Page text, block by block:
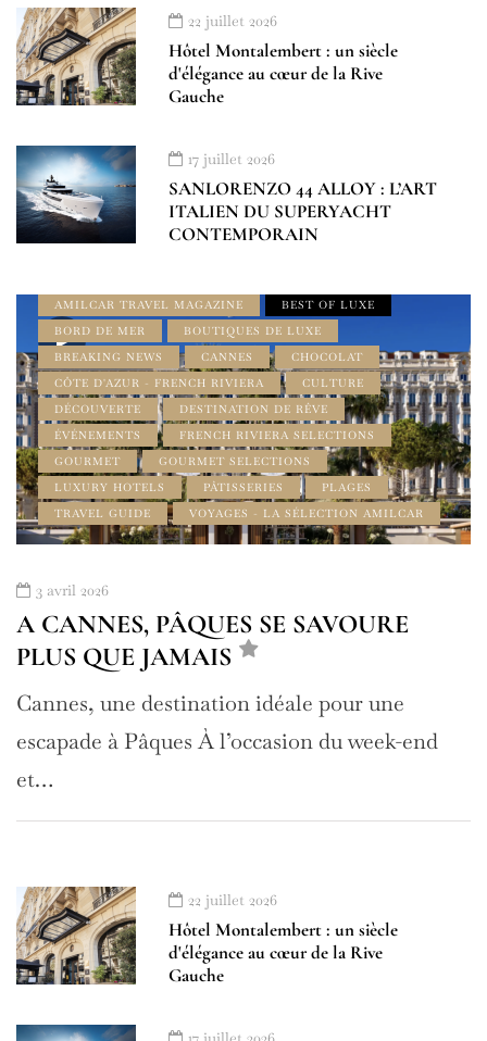
22 juillet 2026
Hôtel Montalembert : un siècle
d'élégance au cœur de la Rive
Gauche
17 juillet 2026
SANLORENZO 44 ALLOY : L’ART
ITALIEN DU SUPERYACHT
CONTEMPORAIN
ADDRESS BOOK FRENCH RIVIERA
AMILCAR TRAVEL MAGAZINE
BEST OF LUXE
BORD DE MER
BOUTIQUES DE LUXE
BREAKING NEWS
CANNES
CHOCOLAT
CÔTE D'AZUR - FRENCH RIVIERA
CULTURE
DÉCOUVERTE
DESTINATION DE RÊVE
ÉVÉNEMENTS
FRENCH RIVIERA SELECTIONS
GOURMET
GOURMET SELECTIONS
LUXURY HOTELS
PÂTISSERIES
PLAGES
TRAVEL GUIDE
VOYAGES - LA SÉLECTION AMILCAR
3 avril 2026
A CANNES, PÂQUES SE SAVOURE
PLUS QUE JAMAIS
Cannes, une destination idéale pour une
escapade à Pâques À l’occasion du week-end
et…
22 juillet 2026
Hôtel Montalembert : un siècle
d'élégance au cœur de la Rive
Gauche